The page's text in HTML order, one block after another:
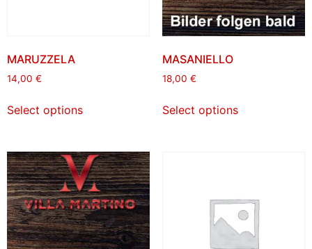
MARUZZELA
14,00 €
Select options
MASANIELLO
18,00 €
Select options